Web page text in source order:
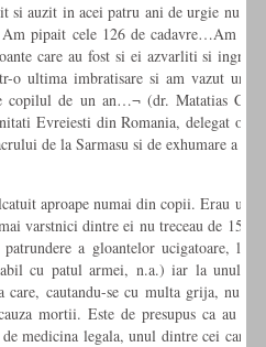
auzit in acei patru ani de urgie nu pot
Am pipait cele 126 de cadavre…Am
care au fost si ei azvarliti si
o ultima imbratisare si am vazut un
copilul de un an…¬ (dr. Matatias
Evreiesti din Romania, delegat
de la Sarmasu si de exhumare a
aproape numai din copii. Erau
varstnici dintre ei nu treceau de 15
a gloantelor ucigatoare, la
cu patul armei, n.a.) iar la unul
care, cautandu-se cu multa grija, nu s-
mortii. Este de presupus ca au
medicina legala, unul dintre cei care